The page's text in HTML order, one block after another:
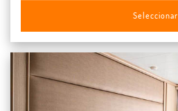
Seleccionar